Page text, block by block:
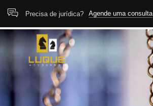
Precisa de jurídica? Agende uma consulta